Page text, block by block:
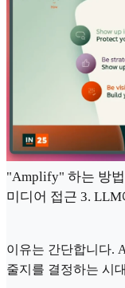
"Amplify" 하는 방
미디어 접근 3.
이유는 간단합니다.
줄지를 결정하는 시